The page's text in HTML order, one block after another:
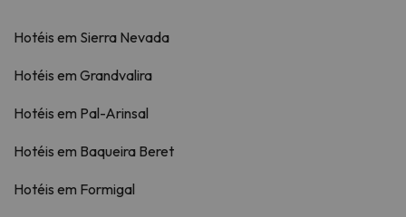
Hotéis em Sierra Nevada
Hotéis em Grandvalira
Hotéis em Pal-Arinsal
Hotéis em Baqueira Beret
Hotéis em Formigal